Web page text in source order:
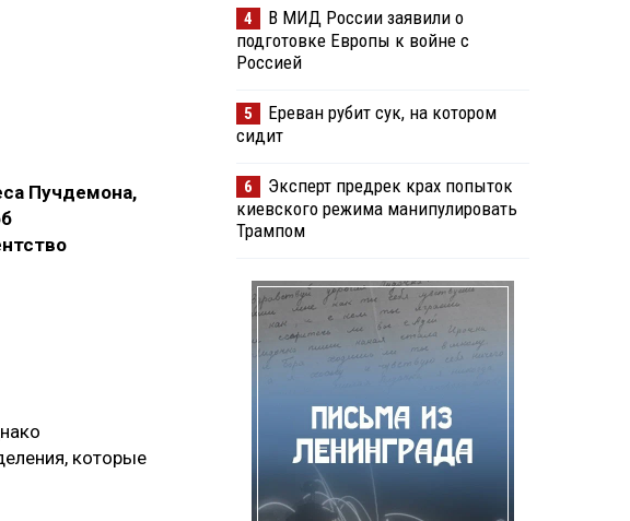
Пучдемона,
которые
4
В МИД России заявили о
подготовке Европы к войне с
Россией
5
Ереван рубит сук, на котором
сидит
6
Эксперт предрек крах попыток
киевского режима манипулировать
Трампом